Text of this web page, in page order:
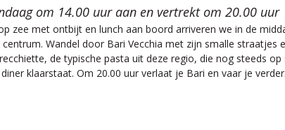
om 14.00 uur aan en vertrekt om 20.00 uur
zee met ontbijt en lunch aan boord arriveren we in de
Wandel door Bari Vecchia met zijn smalle straatjes
de typische pasta uit deze regio, die nog steeds
klaarstaat. Om 20.00 uur verlaat je Bari en vaar je verder.